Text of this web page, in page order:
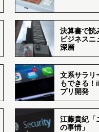
決算書で読
ビジネスニ
深層
文系サラリ
もできる
プリ開発
江藤貴紀「
の事情」